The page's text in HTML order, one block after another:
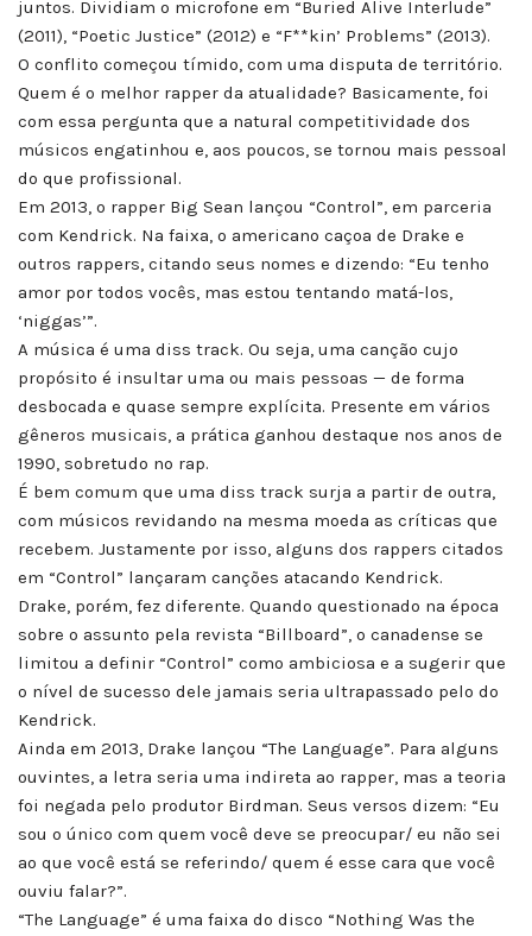
juntos. Dividiam o microfone em “Buried Alive Interlude”
(2011), “Poetic Justice” (2012) e “F**kin’ Problems” (2013).
O conflito começou tímido, com uma disputa de território.
Quem é o melhor rapper da atualidade? Basicamente, foi
com essa pergunta que a natural competitividade dos
músicos engatinhou e, aos poucos, se tornou mais pessoal
do que profissional.
Em 2013, o rapper Big Sean lançou “Control”, em parceria
com Kendrick. Na faixa, o americano caçoa de Drake e
outros rappers, citando seus nomes e dizendo: “Eu tenho
amor por todos vocês, mas estou tentando matá-los,
‘niggas’”.
A música é uma diss track. Ou seja, uma canção cujo
propósito é insultar uma ou mais pessoas — de forma
desbocada e quase sempre explícita. Presente em vários
gêneros musicais, a prática ganhou destaque nos anos de
1990, sobretudo no rap.
É bem comum que uma diss track surja a partir de outra,
com músicos revidando na mesma moeda as críticas que
recebem. Justamente por isso, alguns dos rappers citados
em “Control” lançaram canções atacando Kendrick.
Drake, porém, fez diferente. Quando questionado na época
sobre o assunto pela revista “Billboard”, o canadense se
limitou a definir “Control” como ambiciosa e a sugerir que
o nível de sucesso dele jamais seria ultrapassado pelo do
Kendrick.
Ainda em 2013, Drake lançou “The Language”. Para alguns
ouvintes, a letra seria uma indireta ao rapper, mas a teoria
foi negada pelo produtor Birdman. Seus versos dizem: “Eu
sou o único com quem você deve se preocupar/ eu não sei
ao que você está se referindo/ quem é esse cara que você
ouviu falar?”.
“The Language” é uma faixa do disco “Nothing Was the